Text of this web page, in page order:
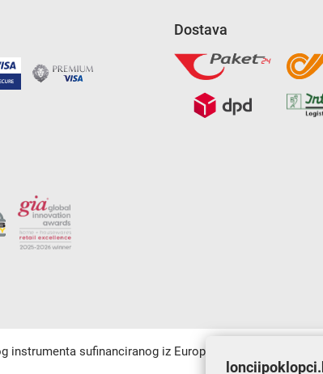
Dostava
instrumenta sufinanciranog iz Europskog fonda za